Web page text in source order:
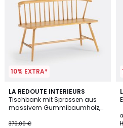
10% EXTRA*
LA REDOUTE INTERIEURS
Tischbank mit Sprossen aus
massivem Gummibaumholz,
379,00 €
3,6
/ 5
2